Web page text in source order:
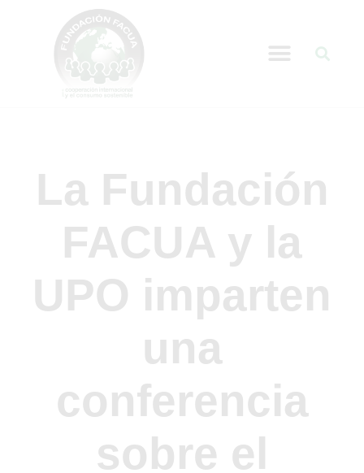
La Fundación
FACUA y la
UPO imparten
una
conferencia
sobre el